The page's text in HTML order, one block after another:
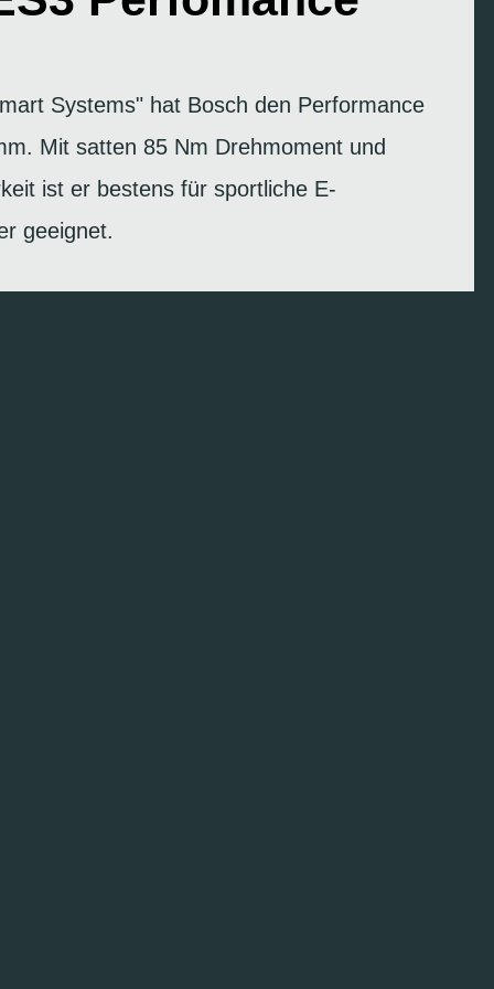
Systems" hat Bosch den Performance
Mit satten 85 Nm Drehmoment und
ist er bestens für sportliche E-
geeignet.